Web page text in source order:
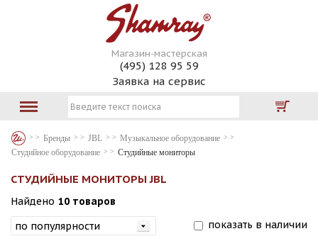
Магазин-мастерская
(495) 128 95 59
Заявка на сервис
Бренды JBL
Музыкальное оборудование
Студийное оборудование
Студийные мониторы
СТУДИЙНЫЕ МОНИТОРЫ JBL
Найдено 10 товаров
показать в наличии